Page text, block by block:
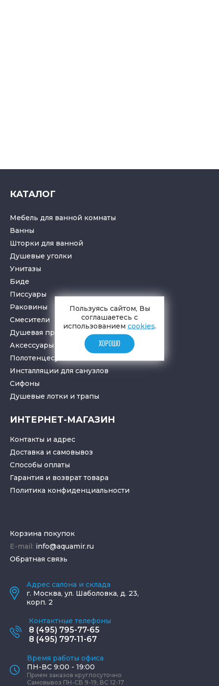
КАТАЛОГ
Мебель для ванной комнаты
Ванны
Шторки для ванной
Душевые уголки
Унитазы
Биде
Писсуары
Раковины
Смесители
Душевая программа
Аксессуары в ванную
Полотенцесушители
Инсталляции для санузлов
Cифоны
Душевые лотки и трапы
ИНТЕРНЕТ-МАГАЗИН
Контакты и адрес
Доставка и самовывоз
Способы оплаты
Гарантия и возврат товара
Политика конфиденциальности
Корзина покупок
E-mail: info@aquamir.ru
Обратная связь
Адрес салона и склада
г. Москва, ул. Шаболовка, д. 23,
корп. 2
Контактные телефоны
8 (495) 795-77-65
8 (495) 797-11-67
Время работы офиса
ПН-ВС 9:00 - 19:00
Прием заказов круглосуточно
Самовывоз ПН-СБ 9-19, ВС 12-17
Пользуясь сайтом, Вы
соглашаетесь с
использованием cookies.
ХОРОШО